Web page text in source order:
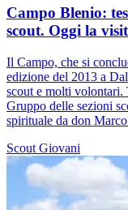
Campo Blenio:
scout. Oggi la
Il Campo, che si
edizione del 2013 a
scout e molti volontari.
Gruppo delle sezioni
spirituale da don
Scout Giovani